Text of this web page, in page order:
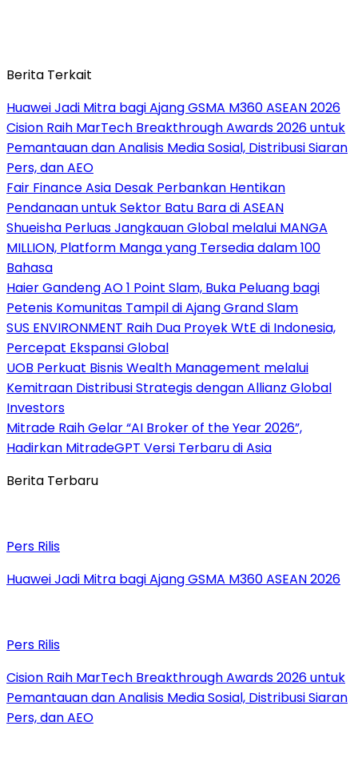
Berita Terkait
Huawei Jadi Mitra bagi Ajang GSMA M360 ASEAN 2026
Cision Raih MarTech Breakthrough Awards 2026 untuk
Pemantauan dan Analisis Media Sosial, Distribusi Siaran
Pers, dan AEO
Fair Finance Asia Desak Perbankan Hentikan
Pendanaan untuk Sektor Batu Bara di ASEAN
Shueisha Perluas Jangkauan Global melalui MANGA
MILLION, Platform Manga yang Tersedia dalam 100
Bahasa
Haier Gandeng AO 1 Point Slam, Buka Peluang bagi
Petenis Komunitas Tampil di Ajang Grand Slam
SUS ENVIRONMENT Raih Dua Proyek WtE di Indonesia,
Percepat Ekspansi Global
UOB Perkuat Bisnis Wealth Management melalui
Kemitraan Distribusi Strategis dengan Allianz Global
Investors
Mitrade Raih Gelar “AI Broker of the Year 2026”,
Hadirkan MitradeGPT Versi Terbaru di Asia
Berita Terbaru
Pers Rilis
Huawei Jadi Mitra bagi Ajang GSMA M360 ASEAN 2026
Pers Rilis
Cision Raih MarTech Breakthrough Awards 2026 untuk
Pemantauan dan Analisis Media Sosial, Distribusi Siaran
Pers, dan AEO